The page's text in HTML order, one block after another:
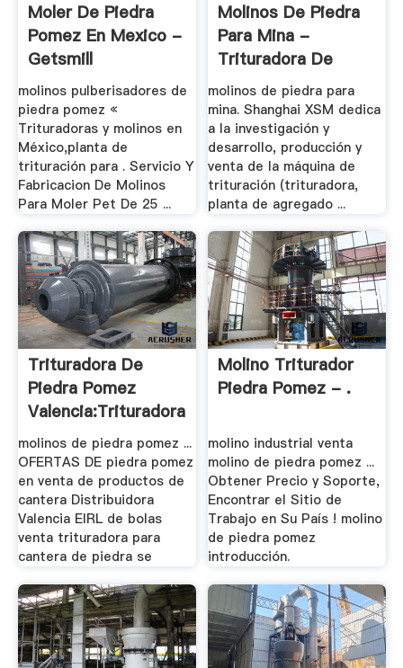
Moler De Piedra
Pomez En Mexico -
Getsmill
molinos pulberisadores de
piedra pomez «
Trituradoras y molinos en
México,planta de
trituración para . Servicio Y
Fabricacion De Molinos
Para Moler Pet De 25 ...
Molinos De Piedra
Para Mina -
Trituradora De
Cono
molinos de piedra para
mina. Shanghai XSM dedica
a la investigación y
desarrollo, producción y
venta de la máquina de
trituración (trituradora,
planta de agregado ...
Trituradora De
Piedra Pomez
Valencia:Trituradora
.
molinos de piedra pomez ...
OFERTAS DE piedra pomez
en venta de productos de
cantera Distribuidora
Valencia EIRL de bolas
venta trituradora para
cantera de piedra se
Molino Triturador
Piedra Pomez - .
molino industrial venta
molino de piedra pomez ...
Obtener Precio y Soporte,
Encontrar el Sitio de
Trabajo en Su País ! molino
de piedra pomez
introducción.